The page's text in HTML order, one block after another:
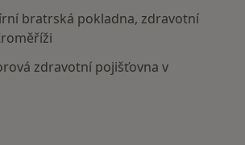
bratrská pokladna, zdravotní
zdravotní pojišťovna v